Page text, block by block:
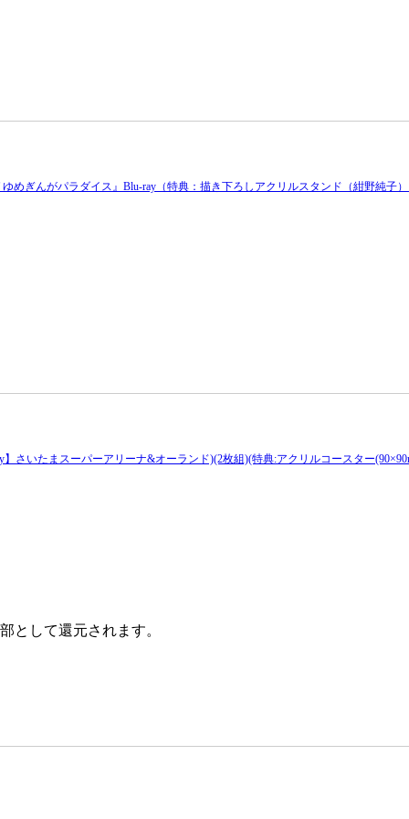
ゆめぎんがパラダイス』Blu-ray（特典：描き下ろしアクリルスタンド（紺野純子
】さいたまスーパーアリーナ&オーランド)(2枚組)(特典:アクリルコースター
として還元されます。